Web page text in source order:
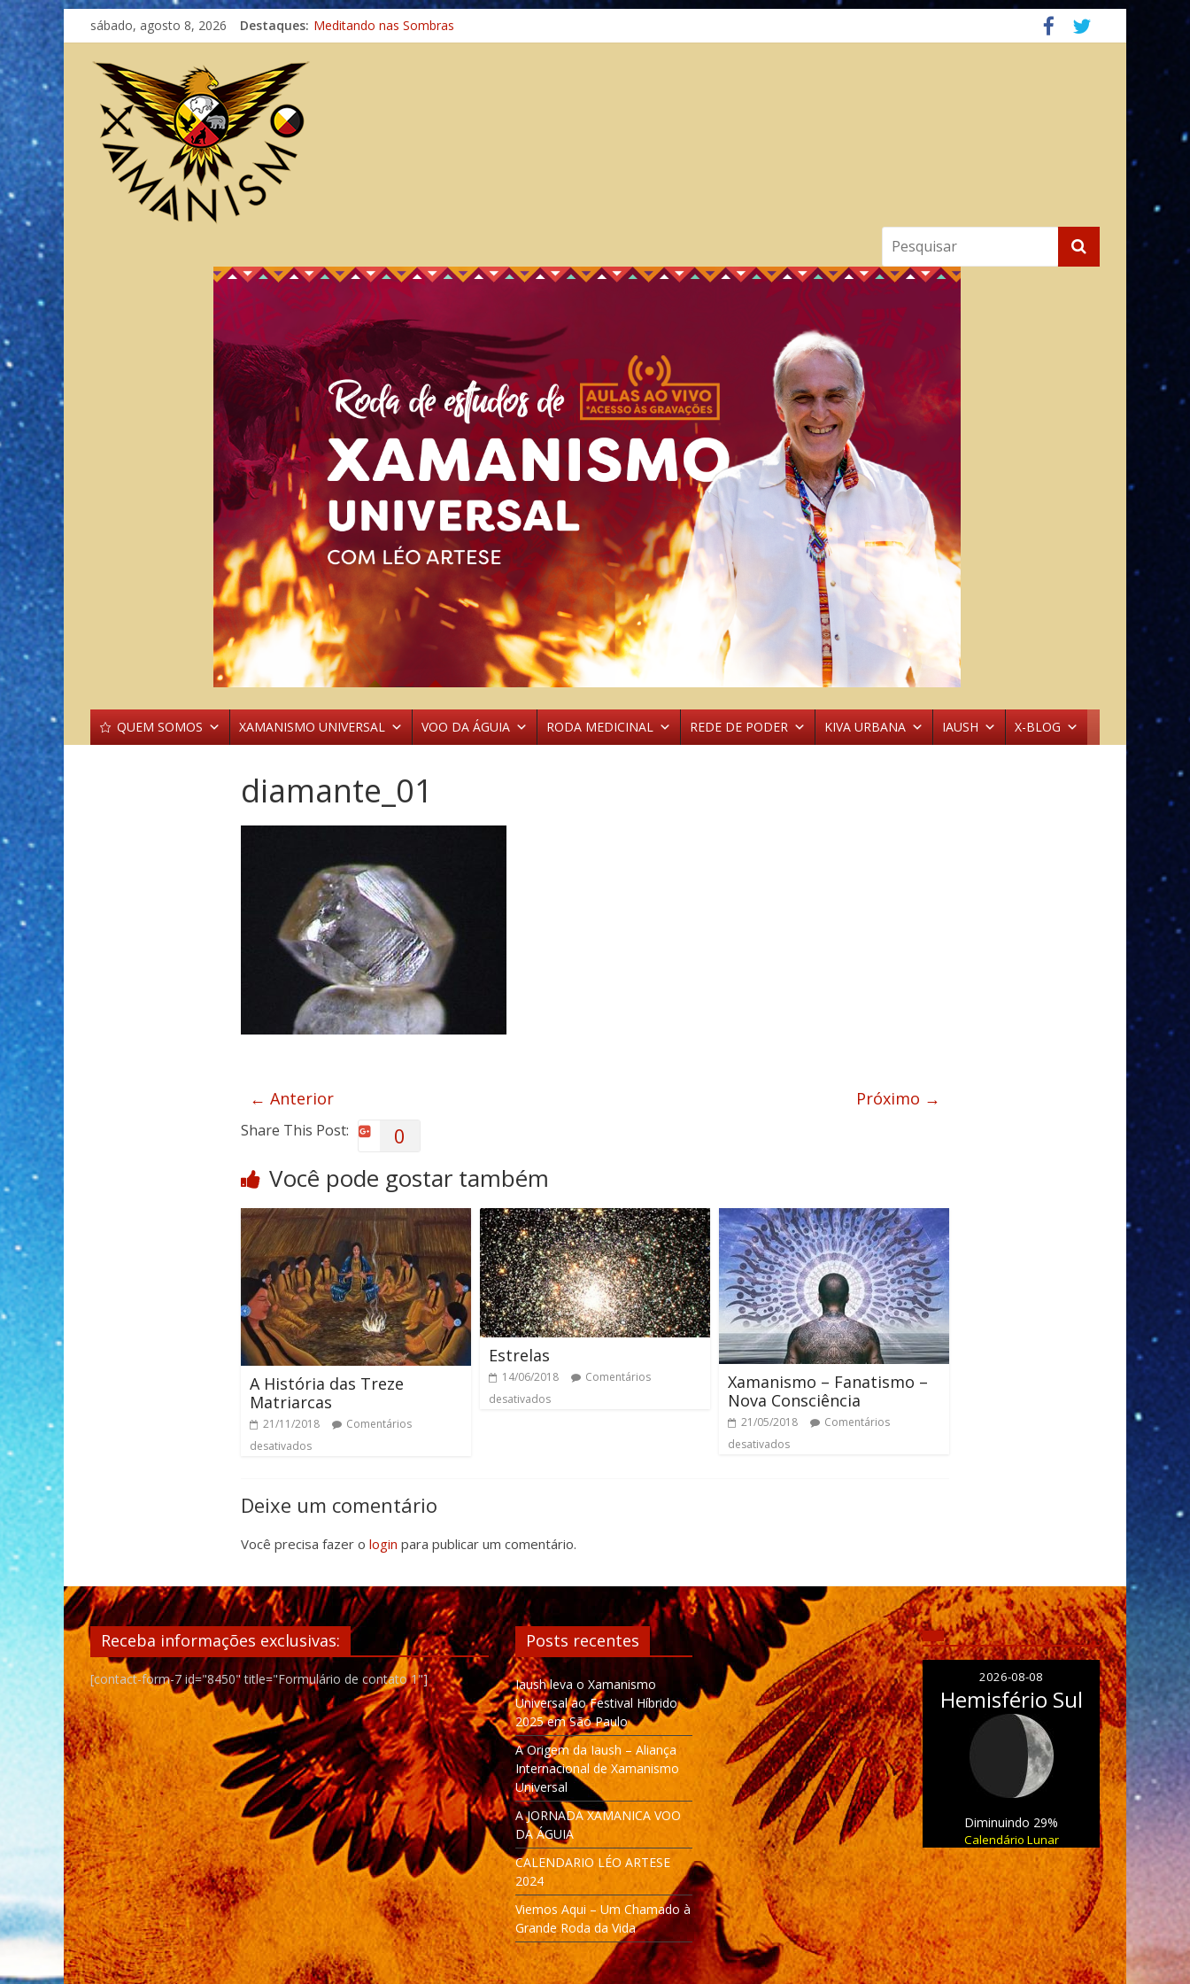
sábado, agosto 8, 2026 Destaques: Meditando nas Sombras
Autosuficiência: A Jornada do Espírito Ancestral
QUEM SOMOS XAMANISMO UNIVERSAL VOO DA ÁGUIA RODA MEDICINAL REDE DE PODER KIVA URBANA IAUSH X-BLOG
diamante_01
← Anterior Próximo →
Share This Post: 0
Você pode gostar também
A História das Treze
Matriarcas
21/11/2018
Comentários
desativados
Estrelas
14/06/2018
Comentários
desativados
Xamanismo – Fanatismo –
Nova Consciência
21/05/2018
Comentários
desativados
Deixe um comentário
Você precisa fazer o login para publicar um comentário.
Receba informações exclusivas:
[contact-form-7 id="8450" title="Formulário de contato 1"]
Posts recentes
Iaush leva o Xamanismo
Universal ao Festival Híbrido
2025 em São Paulo
A Origem da Iaush – Aliança
Internacional de Xamanismo
Universal
A JORNADA XAMANICA VOO
DA ÁGUIA
CALENDARIO LÉO ARTESE
2024
Viemos Aqui – Um Chamado à
Grande Roda da Vida
2026-08-08
Hemisfério Sul
Diminuindo 29%
Calendário Lunar